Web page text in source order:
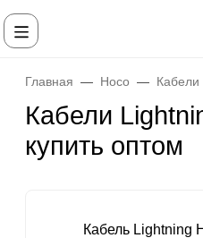
Главная Hoco Кабели
Кабели
купить оптом
Кабель Lightning